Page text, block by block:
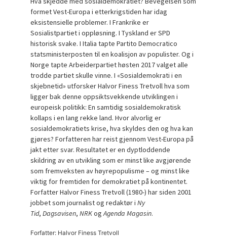
formet Vest-Europa i etterkrigstiden har idag
eksistensielle problemer. I Frankrike er
Sosialistpartiet i oppløsning. I Tyskland er SPD
historisk svake. I Italia tapte Partito Democratico
statsministerposten til en koalisjon av populister. Og i
Norge tapte Arbeiderpartiet høsten 2017 valget alle
trodde partiet skulle vinne. I «Sosialdemokrati i en
skjebnetid» utforsker Halvor Finess Tretvoll hva som
ligger bak denne oppsiktsvekkende utviklingen i
europeisk politikk: En samtidig sosialdemokratisk
kollaps i en lang rekke land. Hvor alvorlig er
sosialdemokratiets krise, hva skyldes den og hva kan
gjøres? Forfatteren har reist gjennom Vest-Europa på
jakt etter svar. Resultatet er en dyptloddende
skildring av en utvikling som er minst like avgjørende
som fremveksten av høyrepopulisme – og minst like
viktig for fremtiden for demokratiet på kontinentet.
Forfatter Halvor Finess Tretvoll (1980-) har siden 2001
jobbet som journalist og redaktør iNy
Tid,Dagsavisen,NRKogAgenda Magasin.
Forfatter: Halvor Finess Tretvoll